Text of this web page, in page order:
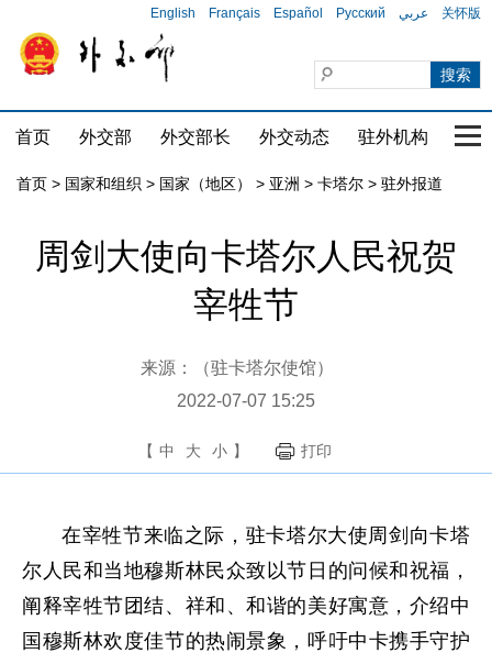
English Français Español Русский عربي 关怀版
首页 外交部 外交部长 外交动态 驻外机构 国
首页 > 国家和组织 > 国家（地区） > 亚洲 > 卡塔尔 > 驻外报道
周剑大使向卡塔尔人民祝贺
宰牲节
来源：（驻卡塔尔使馆）
2022-07-07 15:25
【 中 大 小 】 打印
在宰牲节来临之际，驻卡塔尔大使周剑向卡塔
尔人民和当地穆斯林民众致以节日的问候和祝福，
阐释宰牲节团结、祥和、和谐的美好寓意，介绍中
国穆斯林欢度佳节的热闹景象，呼吁中卡携手守护